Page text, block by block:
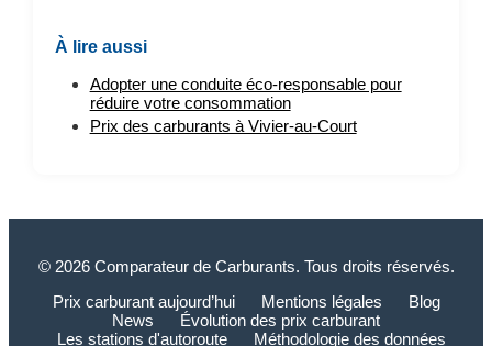
À lire aussi
Adopter une conduite éco-responsable pour
réduire votre consommation
Prix des carburants à Vivier-au-Court
© 2026 Comparateur de Carburants. Tous droits réservés.
Prix carburant aujourd’hui
Mentions légales
Blog
News
Évolution des prix carburant
Les stations d'autoroute
Méthodologie des données